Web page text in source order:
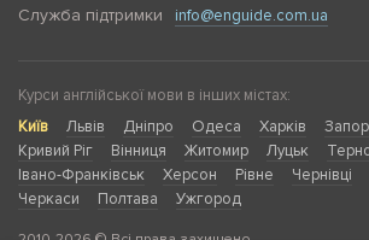
Служба підтримки info@enguide.com.ua
Курси англійської мови в інших містах:
Київ
Львів Дніпро Одеса Харків
Кривий Ріг
Вінниця Житомир Луцьк
Івано-Франківськ
Херсон Рівне Чернівці
Черкаси
Полтава Ужгород